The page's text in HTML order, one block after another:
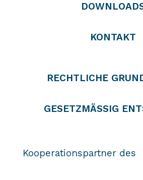
KONTAKT
RECHTLICHE
GESETZMÄSSIG
Kooperationspartner des